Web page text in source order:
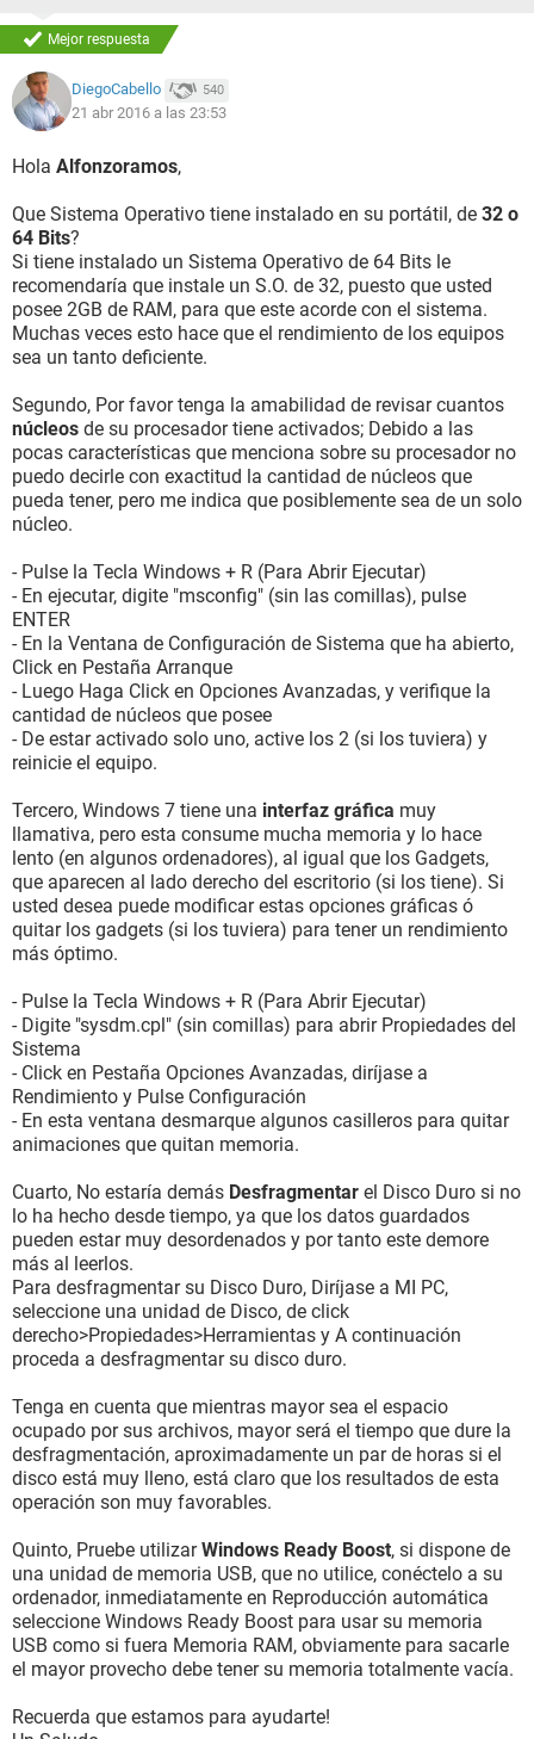
Mejor respuesta
DiegoCabello 540
21 abr 2016 a las 23:53
Hola Alfonzoramos,
Que Sistema Operativo tiene instalado en su portátil, de 32 o
64 Bits?
Si tiene instalado un Sistema Operativo de 64 Bits le
recomendaría que instale un S.O. de 32, puesto que usted
posee 2GB de RAM, para que este acorde con el sistema.
Muchas veces esto hace que el rendimiento de los equipos
sea un tanto deficiente.
Segundo, Por favor tenga la amabilidad de revisar cuantos
núcleos de su procesador tiene activados; Debido a las
pocas características que menciona sobre su procesador no
puedo decirle con exactitud la cantidad de núcleos que
pueda tener, pero me indica que posiblemente sea de un solo
núcleo.
- Pulse la Tecla Windows + R (Para Abrir Ejecutar)
- En ejecutar, digite "msconfig" (sin las comillas), pulse
ENTER
- En la Ventana de Configuración de Sistema que ha abierto,
Click en Pestaña Arranque
- Luego Haga Click en Opciones Avanzadas, y verifique la
cantidad de núcleos que posee
- De estar activado solo uno, active los 2 (si los tuviera) y
reinicie el equipo.
Tercero, Windows 7 tiene una interfaz gráfica muy
llamativa, pero esta consume mucha memoria y lo hace
lento (en algunos ordenadores), al igual que los Gadgets,
que aparecen al lado derecho del escritorio (si los tiene). Si
usted desea puede modificar estas opciones gráficas ó
quitar los gadgets (si los tuviera) para tener un rendimiento
más óptimo.
- Pulse la Tecla Windows + R (Para Abrir Ejecutar)
- Digite "sysdm.cpl" (sin comillas) para abrir Propiedades del
Sistema
- Click en Pestaña Opciones Avanzadas, diríjase a
Rendimiento y Pulse Configuración
- En esta ventana desmarque algunos casilleros para quitar
animaciones que quitan memoria.
Cuarto, No estaría demás Desfragmentar el Disco Duro si no
lo ha hecho desde tiempo, ya que los datos guardados
pueden estar muy desordenados y por tanto este demore
más al leerlos.
Para desfragmentar su Disco Duro, Diríjase a MI PC,
seleccione una unidad de Disco, de click
derecho>Propiedades>Herramientas y A continuación
proceda a desfragmentar su disco duro.
Tenga en cuenta que mientras mayor sea el espacio
ocupado por sus archivos, mayor será el tiempo que dure la
desfragmentación, aproximadamente un par de horas si el
disco está muy lleno, está claro que los resultados de esta
operación son muy favorables.
Quinto, Pruebe utilizarWindows Ready Boost, si dispone de
una unidad de memoria USB, que no utilice, conéctelo a su
ordenador, inmediatamente en Reproducción automática
seleccione Windows Ready Boost para usar su memoria
USB como si fuera Memoria RAM, obviamente para sacarle
el mayor provecho debe tener su memoria totalmente vacía.
Recuerda que estamos para ayudarte!